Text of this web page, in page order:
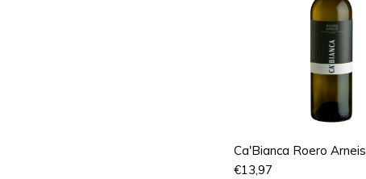
Ca'Bianca Roero Arneis
€13,97